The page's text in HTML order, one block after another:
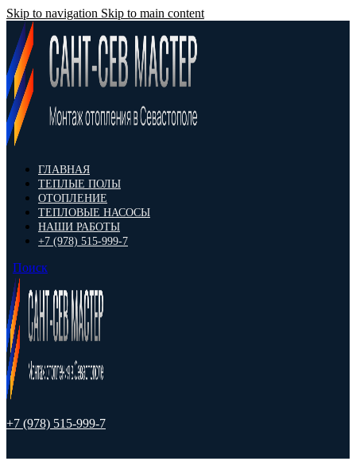
Skip to navigation Skip to main content
ГЛАВНАЯ
ТЕПЛЫЕ ПОЛЫ
ОТОПЛЕНИЕ
ТЕПЛОВЫЕ НАСОСЫ
НАШИ РАБОТЫ
+7 (978) 515-999-7
Поиск
+7 (978) 515-999-7